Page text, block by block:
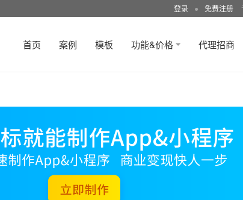
登录 ● 免费注册
首页 案例 模板 功能&价格 代理招商